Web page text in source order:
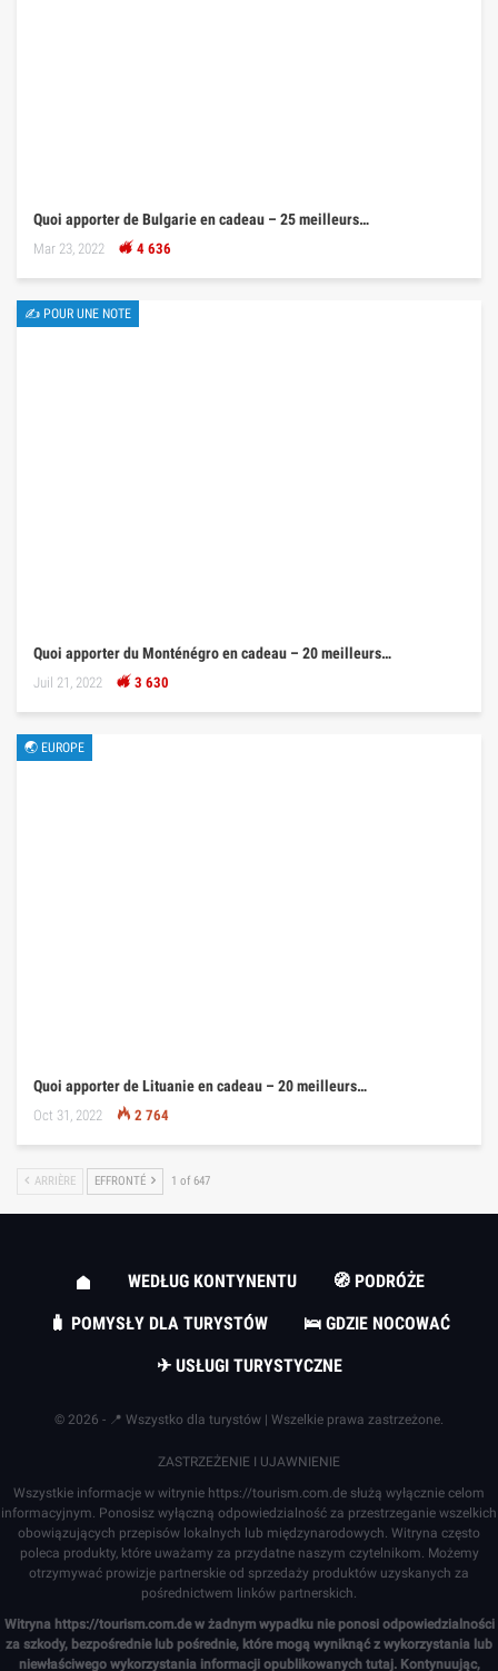
Quoi apporter de Bulgarie en cadeau – 25 meilleurs…
Mar 23, 2022 4 636
✍ POUR UNE NOTE
Quoi apporter du Monténégro en cadeau – 20 meilleurs…
Juil 21, 2022 3 630
🌏 EUROPE
Quoi apporter de Lituanie en cadeau – 20 meilleurs…
Oct 31, 2022 2 764
ARRIÈRE EFFRONTÉ 1 of 647
WEDŁUG KONTYNENTU
🧭 PODRÓŻE
🧳 POMYSŁY DLA TURYSTÓW
🛌 GDZIE NOCOWAĆ
✈ USŁUGI TURYSTYCZNE
© 2026 - 📍 Wszystko dla turystów | Wszelkie prawa zastrzeżone.
ZASTRZEŻENIE I UJAWNIENIE
Wszystkie informacje w witrynie https://tourism.com.de służą wyłącznie celom
informacyjnym. Ponosisz wyłączną odpowiedzialność za przestrzeganie wszelkich
obowiązujących przepisów lokalnych lub międzynarodowych. Witryna często
poleca produkty, które uważamy za przydatne naszym czytelnikom. Możemy
otrzymywać prowizje partnerskie od sprzedaży produktów uzyskanych za
pośrednictwem linków partnerskich.
Witryna https://tourism.com.dew żadnym wypadku nie ponosi odpowiedzialności
za szkody, bezpośrednie lub pośrednie, które mogą wyniknąć z wykorzystania lub
niewłaściwego wykorzystania informacji opublikowanych tutaj. Kontynuując,